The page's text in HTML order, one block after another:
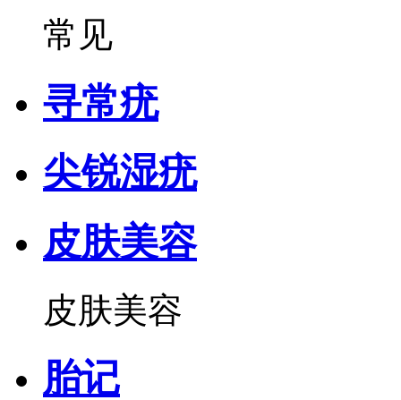
常见
寻常疣
尖锐湿疣
皮肤美容
皮肤美容
胎记